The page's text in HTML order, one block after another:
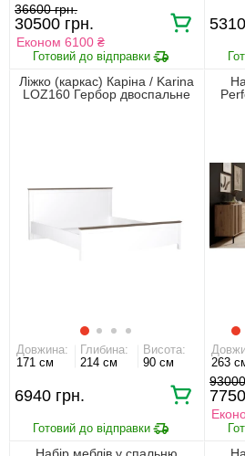
36600 грн.
30500 грн.
Економ 6100 ₴
Ліжко (каркас) Каріна / Karina
LOZ160 Гербор двоспальне
Довжина:
171 см
Глибина:
214 см
Висота:
90 см
6940 грн.
263
Набір меблів у спальню